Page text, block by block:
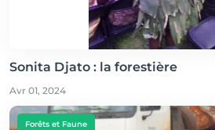
Sonita Djato : la forestière
Avr 01, 2024
Forêts et Faune